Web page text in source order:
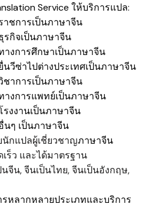
Service ให้บริการแปล:
าชการเป็นภาษาจีน
รกิจเป็นภาษาจีน
างการศึกษาเป็นภาษาจีน
วีซ่าไปต่างประเทศเป็นภาษาจีน
ชาการเป็นภาษาจีน
างการแพทย์เป็นภาษาจีน
รงงานเป็นภาษาจีน
นๆ เป็นภาษาจีน
นักแปลผู้เชี่ยวชาญภาษาจีน
ร็ว และได้มาตรฐาน
จีน, จีนเป็นไทย, จีนเป็นอังกฤษ,
หลากหลายประเภทและบริการ